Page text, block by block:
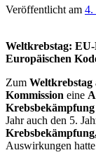
Veröffentlicht am 4.
Weltkrebstag:
Europäischen
Zum Weltkrebstag
Kommission eine
Krebsbekämpfung
Jahr auch den 5.
Auswirkungen